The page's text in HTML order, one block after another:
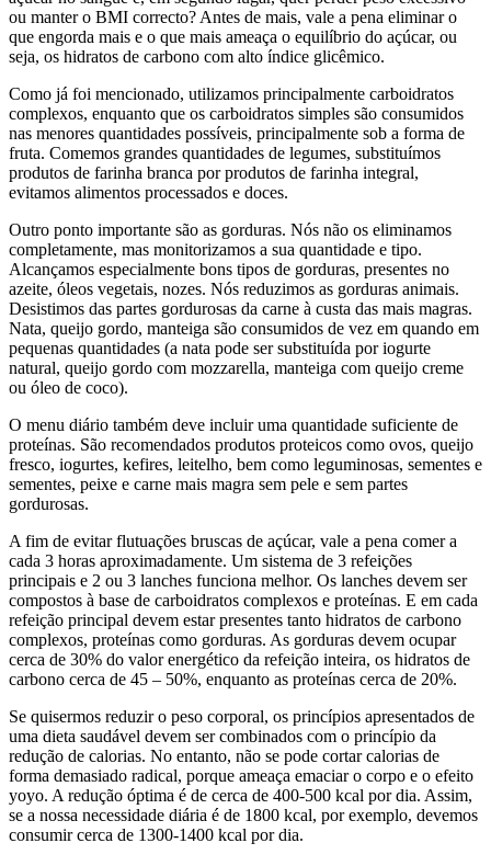
ou manter o BMI correcto? Antes de mais, vale a pena eliminar o
que engorda mais e o que mais ameaça o equilíbrio do açúcar, ou
seja, os hidratos de carbono com alto índice glicêmico.
Como já foi mencionado, utilizamos principalmente carboidratos
complexos, enquanto que os carboidratos simples são consumidos
nas menores quantidades possíveis, principalmente sob a forma de
fruta. Comemos grandes quantidades de legumes, substituímos
produtos de farinha branca por produtos de farinha integral,
evitamos alimentos processados e doces.
Outro ponto importante são as gorduras. Nós não os eliminamos
completamente, mas monitorizamos a sua quantidade e tipo.
Alcançamos especialmente bons tipos de gorduras, presentes no
azeite, óleos vegetais, nozes. Nós reduzimos as gorduras animais.
Desistimos das partes gordurosas da carne à custa das mais magras.
Nata, queijo gordo, manteiga são consumidos de vez em quando em
pequenas quantidades (a nata pode ser substituída por iogurte
natural, queijo gordo com mozzarella, manteiga com queijo creme
ou óleo de coco).
O menu diário também deve incluir uma quantidade suficiente de
proteínas. São recomendados produtos proteicos como ovos, queijo
fresco, iogurtes, kefires, leitelho, bem como leguminosas, sementes e
sementes, peixe e carne mais magra sem pele e sem partes
gordurosas.
A fim de evitar flutuações bruscas de açúcar, vale a pena comer a
cada 3 horas aproximadamente. Um sistema de 3 refeições
principais e 2 ou 3 lanches funciona melhor. Os lanches devem ser
compostos à base de carboidratos complexos e proteínas. E em cada
refeição principal devem estar presentes tanto hidratos de carbono
complexos, proteínas como gorduras. As gorduras devem ocupar
cerca de 30% do valor energético da refeição inteira, os hidratos de
carbono cerca de 45 – 50%, enquanto as proteínas cerca de 20%.
Se quisermos reduzir o peso corporal, os princípios apresentados de
uma dieta saudável devem ser combinados com o princípio da
redução de calorias. No entanto, não se pode cortar calorias de
forma demasiado radical, porque ameaça emaciar o corpo e o efeito
yoyo. A redução óptima é de cerca de 400-500 kcal por dia. Assim,
se a nossa necessidade diária é de 1800 kcal, por exemplo, devemos
consumir cerca de 1300-1400 kcal por dia.